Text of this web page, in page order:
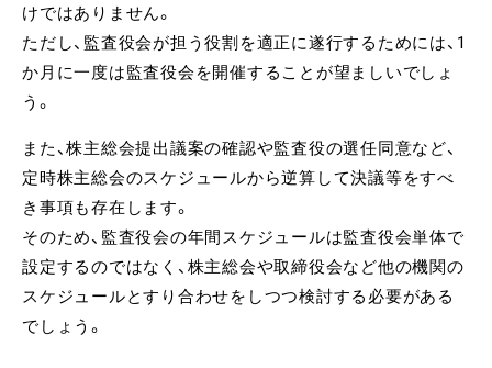
けではありません。
ただし、監査役会が担う役割を適正に遂行するためには、1
か月に一度は監査役会を開催することが望ましいでしょ
う。
また、株主総会提出議案の確認や監査役の選任同意など、
定時株主総会のスケジュールから逆算して決議等をすべ
き事項も存在します。
そのため、監査役会の年間スケジュールは監査役会単体で
設定するのではなく、株主総会や取締役会など他の機関の
スケジュールとすり合わせをしつつ検討する必要がある
でしょう。